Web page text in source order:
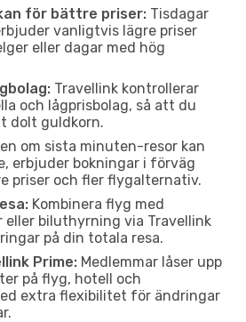
för bättre priser: Tisdagar
vanligtvis lägre priser
eller dagar med hög
Travellink kontrollerar
och lågprisbolag, så att du
dolt guldkorn.
om sista minuten-resor kan
erbjuder bokningar i förväg
priser och fler flygalternativ.
Kombinera flyg med
eller biluthyrning via Travellink
på din totala resa.
Prime: Medlemmar låser upp
på flyg, hotell och
extra flexibilitet för ändringar